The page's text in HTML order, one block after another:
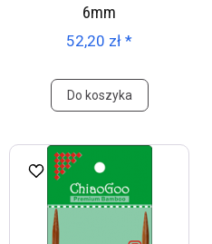
6mm
52,20 zł *
Do koszyka